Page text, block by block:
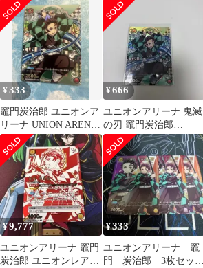
プロモ 鬼滅の刃
¥333
竈門炭治郎 ユニオンア
リーナ UNION ARENA
鬼滅の刃
¥666
ユニオンアリーナ 鬼滅
の刃 竈門炭治郎
UAPR/KMY-1-072 プロ
モ
¥9,777
ユニオンアリーナ 竈門
炭治郎 ユニオンレア
¥333
ユニオンアリーナ 竈
門 炭治郎 3枚セッ